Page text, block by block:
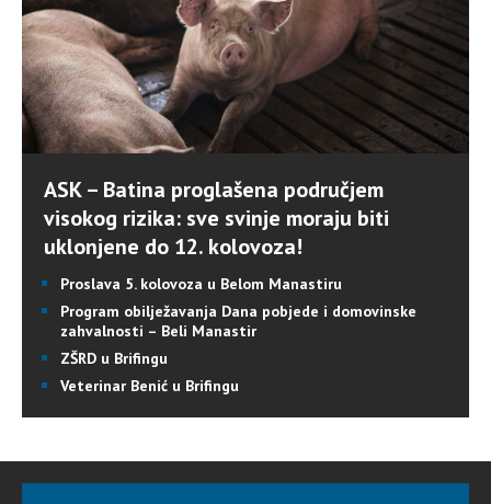
ASK – Batina proglašena područjem
visokog rizika: sve svinje moraju biti
uklonjene do 12. kolovoza!
Proslava 5. kolovoza u Belom Manastiru
Program obilježavanja Dana pobjede i domovinske
zahvalnosti – Beli Manastir
ZŠRD u Brifingu
Veterinar Benić u Brifingu